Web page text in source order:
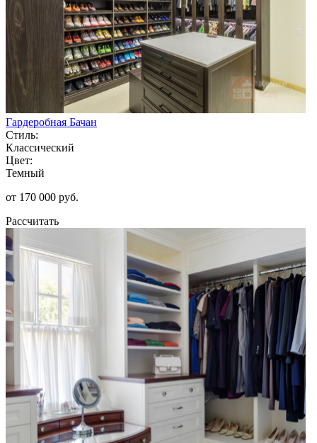
Гардеробная Бачан
Стиль:
Классический
Цвет:
Темный
от 170 000 руб.
Рассчитать